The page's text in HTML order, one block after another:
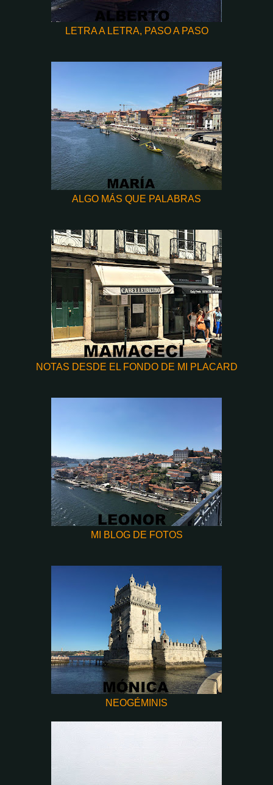
LETRA A LETRA, PASO A PASO
ALGO MÁS QUE PALABRAS
NOTAS DESDE EL FONDO DE MI PLACARD
MI BLOG DE FOTOS
NEOGÉMINIS